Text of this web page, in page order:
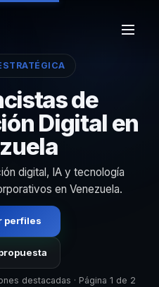
de
Digital en
digital, IA y tecnología
en Venezuela.
perfiles
destacadas · Página 1 de 2